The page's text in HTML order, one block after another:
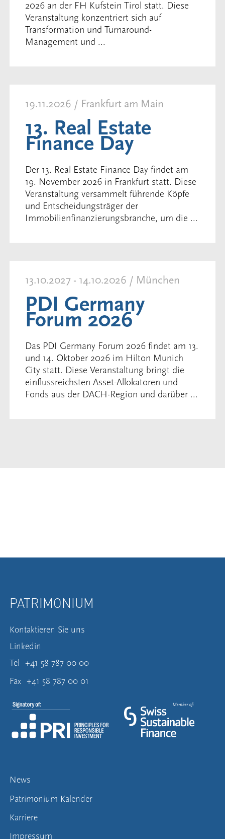
2026 an der FH Kufstein Tirol statt. Diese
Veranstaltung konzentriert sich auf
Transformation und Turnaround-
Management und ...
19.11.2026 / Frankfurt am Main
13. Real Estate
Finance Day
Der 13. Real Estate Finance Day findet am
19. November 2026 in Frankfurt statt. Diese
Veranstaltung versammelt führende Köpfe
und Entscheidungsträger der
Immobilienfinanzierungsbranche, um die ...
13.10.2027 - 14.10.2026 / München
PDI Germany
Forum 2026
Das PDI Germany Forum 2026 findet am 13.
und 14. Oktober 2026 im Hilton Munich
City statt. Diese Veranstaltung bringt die
einflussreichsten Asset-Allokatoren und
Fonds aus der DACH-Region und darüber ...
PATRIMONIUM
Kontaktieren Sie uns
Linkedin
Tel +41 58 787 00 00
Fax +41 58 787 00 01
News
Patrimonium Kalender
Karriere
Impressum